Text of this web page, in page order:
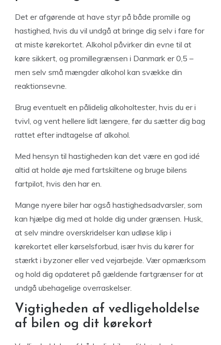
Det er afgørende at have styr på både promille og
hastighed, hvis du vil undgå at bringe dig selv i fare for
at miste kørekortet. Alkohol påvirker din evne til at
køre sikkert, og promillegrænsen i Danmark er 0,5 –
men selv små mængder alkohol kan svække din
reaktionsevne.
Brug eventuelt en pålidelig alkoholtester, hvis du er i
tvivl, og vent hellere lidt længere, før du sætter dig bag
rattet efter indtagelse af alkohol.
Med hensyn til hastigheden kan det være en god idé
altid at holde øje med fartskiltene og bruge bilens
fartpilot, hvis den har en.
Mange nyere biler har også hastighedsadvarsler, som
kan hjælpe dig med at holde dig under grænsen. Husk,
at selv mindre overskridelser kan udløse klip i
kørekortet eller kørselsforbud, især hvis du kører for
stærkt i byzoner eller ved vejarbejde. Vær opmærksom
og hold dig opdateret på gældende fartgrænser for at
undgå ubehagelige overraskelser.
Vigtigheden af vedligeholdelse
af bilen og dit kørekort